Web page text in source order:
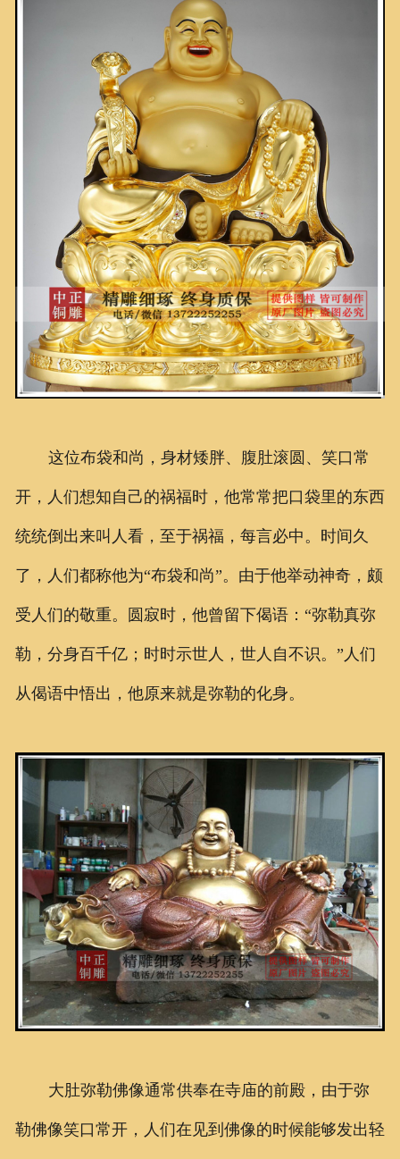
这位布袋和尚，身材矮胖、腹肚滚圆、笑口常
开，人们想知自己的祸福时，他常常把口袋里的东西
统统倒出来叫人看，至于祸福，每言必中。时间久
了，人们都称他为“布袋和尚”。由于他举动神奇，颇
受人们的敬重。圆寂时，他曾留下偈语：“弥勒真弥
勒，分身百千亿；时时示世人，世人自不识。”人们
从偈语中悟出，他原来就是弥勒的化身。
大肚弥勒佛像通常供奉在寺庙的前殿，由于弥
勒佛像笑口常开，人们在见到佛像的时候能够发出轻